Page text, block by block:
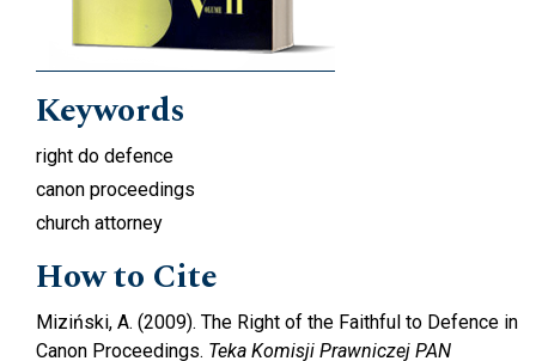
Keywords
right do defence
canon proceedings
church attorney
How to Cite
Miziński, A. (2009). The Right of the Faithful to Defence in
Canon Proceedings. Teka Komisji Prawniczej PAN